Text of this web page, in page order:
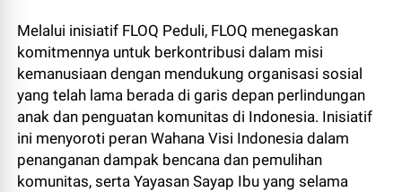
Melalui inisiatif FLOQ Peduli, FLOQ menegaskan
komitmennya untuk berkontribusi dalam misi
kemanusiaan dengan mendukung organisasi sosial
yang telah lama berada di garis depan perlindungan
anak dan penguatan komunitas di Indonesia. Inisiatif
ini menyoroti peran Wahana Visi Indonesia dalam
penanganan dampak bencana dan pemulihan
komunitas, serta Yayasan Sayap Ibu yang selama